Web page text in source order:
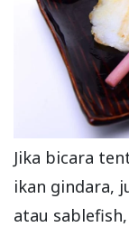
Jika bicara
ikan gindara,
atau